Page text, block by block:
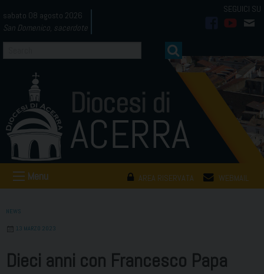
to
content
sabato 08 agosto 2026
San Domenico, sacerdote
AREA RISERVATA WEBMAIL
Menu
NEWS
13 MARZO 2023
Dieci anni con Francesco Papa